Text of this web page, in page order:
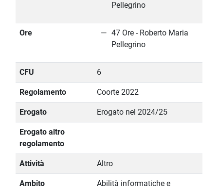
Pellegrino
Ore
47 Ore - Roberto Maria
Pellegrino
CFU 6
Regolamento Coorte 2022
Erogato Erogato nel 2024/25
Erogato altro
regolamento
Attività Altro
Ambito
Abilità informatiche e